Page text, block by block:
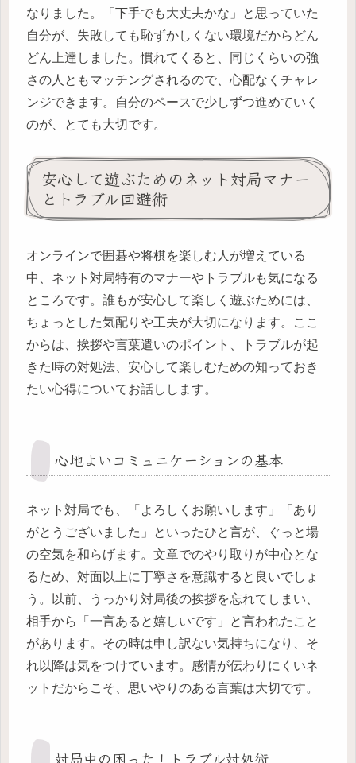
なりました。「下手でも大丈夫かな」と思っていた
自分が、失敗しても恥ずかしくない環境だからどん
どん上達しました。慣れてくると、同じくらいの強
さの人ともマッチングされるので、心配なくチャレ
ンジできます。自分のペースで少しずつ進めていく
のが、とても大切です。
安心して遊ぶためのネット対局マナー
とトラブル回避術
オンラインで囲碁や将棋を楽しむ人が増えている
中、ネット対局特有のマナーやトラブルも気になる
ところです。誰もが安心して楽しく遊ぶためには、
ちょっとした気配りや工夫が大切になります。ここ
からは、挨拶や言葉遣いのポイント、トラブルが起
きた時の対処法、安心して楽しむための知っておき
たい心得についてお話しします。
心地よいコミュニケーションの基本
ネット対局でも、「よろしくお願いします」「あり
がとうございました」といったひと言が、ぐっと場
の空気を和らげます。文章でのやり取りが中心とな
るため、対面以上に丁寧さを意識すると良いでしょ
う。以前、うっかり対局後の挨拶を忘れてしまい、
相手から「一言あると嬉しいです」と言われたこと
があります。その時は申し訳ない気持ちになり、そ
れ以降は気をつけています。感情が伝わりにくいネ
ットだからこそ、思いやりのある言葉は大切です。
対局中の困った！トラブル対処術